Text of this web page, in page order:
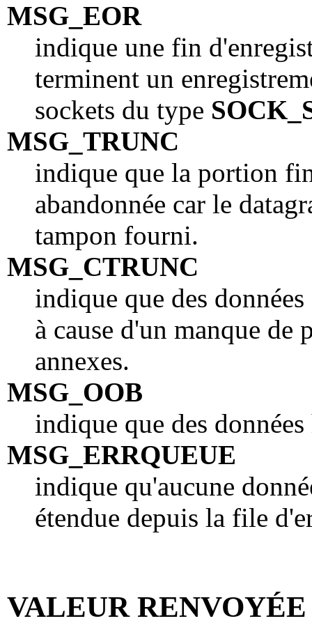
MSG_EOR
indique une fin
terminent un
sockets du type
MSG_TRUNC
indique que la portion
abandonnée car le
tampon fourni.
MSG_CTRUNC
indique que des
à cause d'un manque de
annexes.
MSG_OOB
indique que des
MSG_ERRQUEUE
indique qu'aucune
étendue depuis la file
VALEUR RENVOYÉE